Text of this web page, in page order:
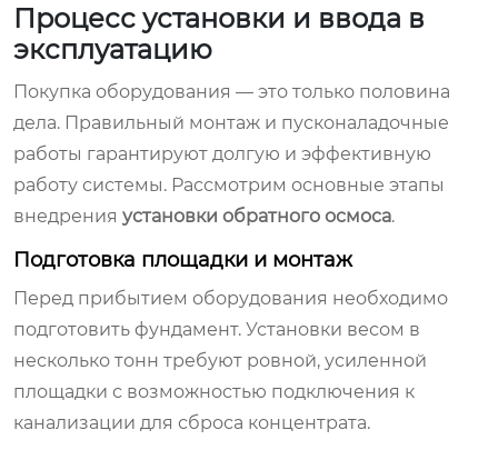
Процесс установки и ввода в
эксплуатацию
Покупка оборудования — это только половина
дела. Правильный монтаж и пусконаладочные
работы гарантируют долгую и эффективную
работу системы. Рассмотрим основные этапы
внедрения установки обратного осмоса.
Подготовка площадки и монтаж
Перед прибытием оборудования необходимо
подготовить фундамент. Установки весом в
несколько тонн требуют ровной, усиленной
площадки с возможностью подключения к
канализации для сброса концентрата.